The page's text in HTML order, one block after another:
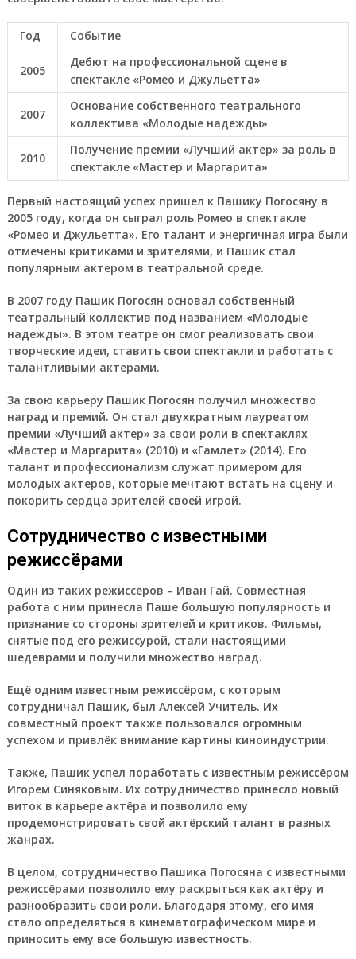
Год Событие
2005
Дебют на профессиональной сцене в
спектакле «Ромео и Джульетта»
2007
Основание собственного театрального
коллектива «Молодые надежды»
2010
Получение премии «Лучший актер» за роль в
спектакле «Мастер и Маргарита»
Первый настоящий успех пришел к Пашику Погосяну в
2005 году, когда он сыграл роль Ромео в спектакле
«Ромео и Джульетта». Его талант и энергичная игра были
отмечены критиками и зрителями, и Пашик стал
популярным актером в театральной среде.
В 2007 году Пашик Погосян основал собственный
театральный коллектив под названием «Молодые
надежды». В этом театре он смог реализовать свои
творческие идеи, ставить свои спектакли и работать с
талантливыми актерами.
За свою карьеру Пашик Погосян получил множество
наград и премий. Он стал двухкратным лауреатом
премии «Лучший актер» за свои роли в спектаклях
«Мастер и Маргарита» (2010) и «Гамлет» (2014). Его
талант и профессионализм служат примером для
молодых актеров, которые мечтают встать на сцену и
покорить сердца зрителей своей игрой.
Сотрудничество с известными
режиссёрами
Один из таких режиссёров – Иван Гай. Совместная
работа с ним принесла Паше большую популярность и
признание со стороны зрителей и критиков. Фильмы,
снятые под его режиссурой, стали настоящими
шедеврами и получили множество наград.
Ещё одним известным режиссёром, с которым
сотрудничал Пашик, был Алексей Учитель. Их
совместный проект также пользовался огромным
успехом и привлёк внимание картины киноиндустрии.
Также, Пашик успел поработать с известным режиссёром
Игорем Синяковым. Их сотрудничество принесло новый
виток в карьере актёра и позволило ему
продемонстрировать свой актёрский талант в разных
жанрах.
В целом, сотрудничество Пашика Погосяна с известными
режиссёрами позволило ему раскрыться как актёру и
разнообразить свои роли. Благодаря этому, его имя
стало определяться в кинематографическом мире и
приносить ему все большую известность.